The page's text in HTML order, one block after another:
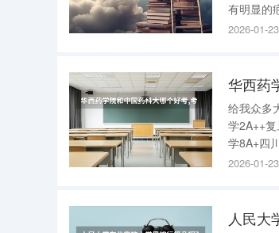
有明显的
没有潜在的健康隐患。 除了身体健康之外
2026-01-
华西药
给我众多
学2A++
学8A+四
14A武汉
2026-01-
人民大